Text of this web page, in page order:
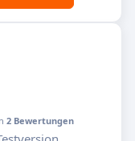
2 Bewertungen